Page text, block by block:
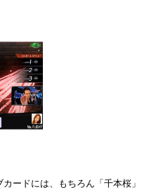
ードには、もちろん「千本桜」